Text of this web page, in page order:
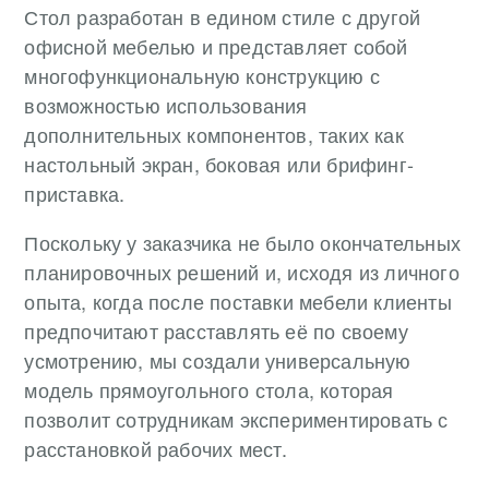
Стол разработан в едином стиле с другой
офисной мебелью и представляет собой
многофункциональную конструкцию с
возможностью использования
дополнительных компонентов, таких как
настольный экран, боковая или брифинг-
приставка.
Поскольку у заказчика не было окончательных
планировочных решений и, исходя из личного
опыта, когда после поставки мебели клиенты
предпочитают расставлять её по своему
усмотрению, мы создали универсальную
модель прямоугольного стола, которая
позволит сотрудникам экспериментировать с
расстановкой рабочих мест.